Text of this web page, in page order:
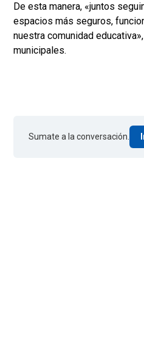
De esta manera, «juntos
espacios más seguros,
nuestra comunidad
municipales.
Sumate a la conversación.